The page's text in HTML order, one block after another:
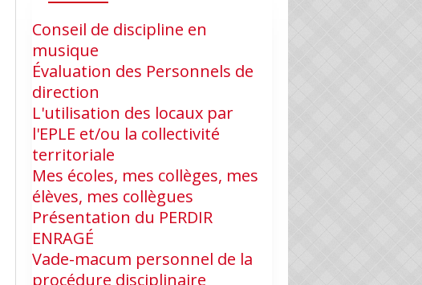
Conseil de discipline en
musique
Évaluation des Personnels de
direction
L'utilisation des locaux par
l'EPLE et/ou la collectivité
territoriale
Mes écoles, mes collèges, mes
élèves, mes collègues
Présentation du PERDIR
ENRAGÉ
Vade-macum personnel de la
procédure disciplinaire